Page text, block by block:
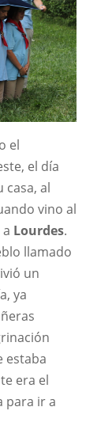
el
el día
casa, al
vino al
Lourdes.
llamado
un
ya
estaba
era el
para ir a